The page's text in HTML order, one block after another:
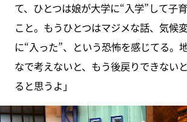
て、ひとつは娘が大学に“入学”して子
こと。もうひとつはマジメな話、気候
に“入った”、という恐怖を感じてる。
なで考えないと、もう後戻りできない
ると思うよ」